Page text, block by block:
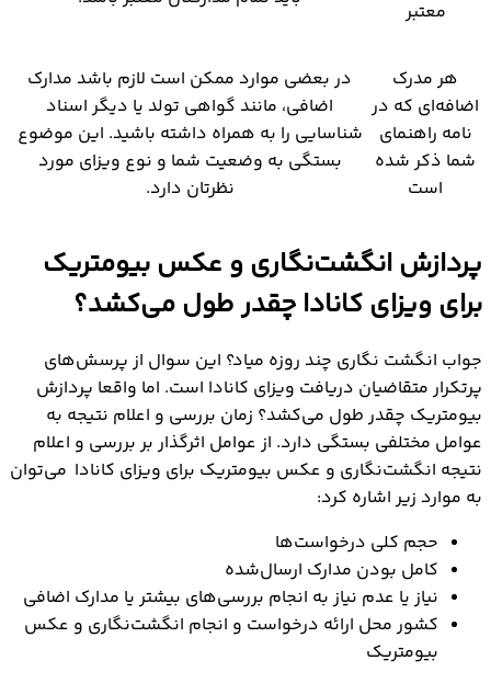
معتبر
هر مدرک
اضافه‌ای که در
نامه راهنمای
شما ذکر شده
است
در بعضی موارد ممکن است لازم باشد مدارک
اضافی، مانند گواهی تولد یا دیگر اسناد
شناسایی را به همراه داشته باشید. این موضوع
بستگی به وضعیت شما و نوع ویزای مورد
نظرتان دارد.
پردازش انگشت‌نگاری و عکس بیومتریک
برای ویزای کانادا چقدر طول می‌کشد؟
جواب انگشت نگاری چند روزه میاد؟ این سوال از پرسش‌های
پرتکرار متقاضیان دریافت ویزای کانادا است. اما واقعا پردازش
بیومتریک چقدر طول می‌کشد؟ زمان بررسی و اعلام نتیجه به
عوامل مختلفی بستگی دارد. از عوامل اثرگذار بر بررسی و اعلام
نتیجه انگشت‌‌نگاری و عکس بیومتریک برای ویزای کانادا می‌توان
به موارد زیر اشاره کرد:
حجم کلی درخواست‌ها
کامل بودن مدارک ارسال‌شده
نیاز یا عدم نیاز به انجام بررسی‌های بیشتر یا مدارک اضافی
کشور محل ارائه درخواست و انجام انگشت‌نگاری و عکس
بیومتریک